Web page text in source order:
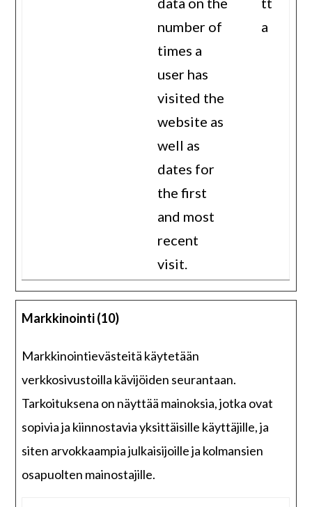
number of
times a
user has
visited the
website as
well as
dates for
the first
and most
recent
visit.
a
Markkinointi (10)
Markkinointievästeitä käytetään
verkkosivustoilla kävijöiden seurantaan.
Tarkoituksena on näyttää mainoksia, jotka ovat
sopivia ja kiinnostavia yksittäisille käyttäjille, ja
siten arvokkaampia julkaisijoille ja kolmansien
osapuolten mainostajille.